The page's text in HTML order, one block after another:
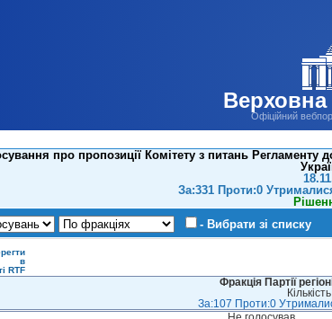
Верховна
Офіційний
про пропозиції Комітету з питань
За:331 Проти:0
- Вибрати зі списку
в
RTF
Фракція Партії
За:107 Проти:0